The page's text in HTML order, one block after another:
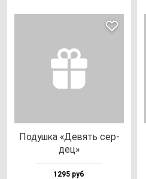
Подуш­ка «Девять cер­
дец»
1295 руб